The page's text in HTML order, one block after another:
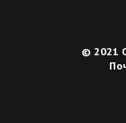
© 2021